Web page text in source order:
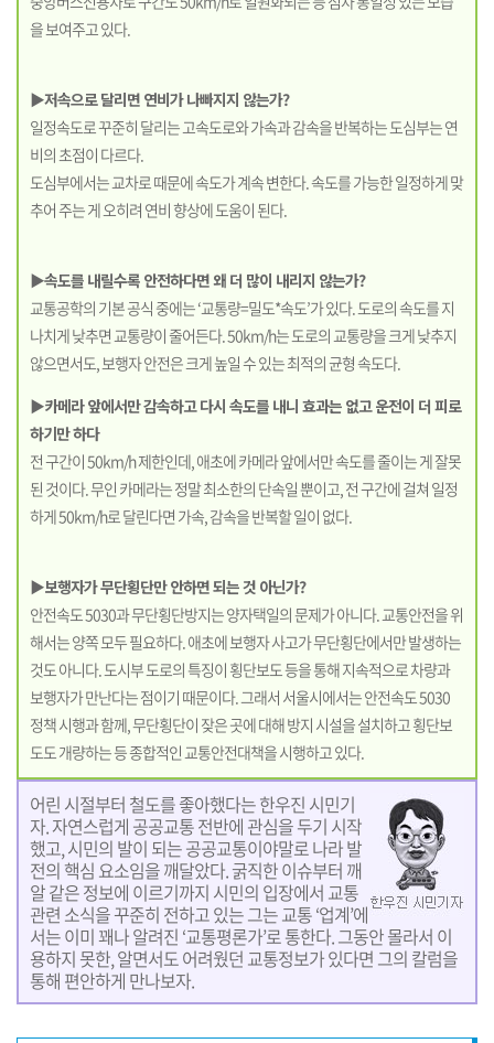
을 보여주고 있다.
▶저속으로 달리면 연비가 나빠지지 않는가?
일정속도로 꾸준히 달리는 고속도로와 가속과 감속을 반복하는 도심부는 연
비의 초점이 다르다.
도심부에서는 교차로 때문에 속도가 계속 변한다. 속도를 가능한 일정하게 맞
추어 주는 게 오히려 연비 향상에 도움이 된다.
▶속도를 내릴수록 안전하다면 왜 더 많이 내리지 않는가?
교통공학의 기본 공식 중에는 ‘교통량=밀도*속도’가 있다. 도로의 속도를 지
나치게 낮추면 교통량이 줄어든다. 50km/h는 도로의 교통량을 크게 낮추지
않으면서도, 보행자 안전은 크게 높일 수 있는 최적의 균형 속도다.
▶카메라 앞에서만 감속하고 다시 속도를 내니 효과는 없고 운전이 더 피로
하기만 하다
전 구간이 50km/h 제한인데, 애초에 카메라 앞에서만 속도를 줄이는 게 잘못
된 것이다. 무인 카메라는 정말 최소한의 단속일 뿐이고, 전 구간에 걸쳐 일정
하게 50km/h로 달린다면 가속, 감속을 반복할 일이 없다.
▶보행자가 무단횡단만 안하면 되는 것 아닌가?
안전속도 5030과 무단횡단방지는 양자택일의 문제가 아니다. 교통안전을 위
해서는 양쪽 모두 필요하다. 애초에 보행자 사고가 무단횡단에서만 발생하는
것도 아니다. 도시부 도로의 특징이 횡단보도 등을 통해 지속적으로 차량과
보행자가 만난다는 점이기 때문이다. 그래서 서울시에서는 안전속도 5030
정책 시행과 함께, 무단횡단이 잦은 곳에 대해 방지 시설을 설치하고 횡단보
도도 개량하는 등 종합적인 교통안전대책을 시행하고 있다.
어린 시절부터 철도를 좋아했다는 한우진 시민기
자. 자연스럽게 공공교통 전반에 관심을 두기 시작
했고, 시민의 발이 되는 공공교통이야말로 나라 발
전의 핵심 요소임을 깨달았다. 굵직한 이슈부터 깨
알 같은 정보에 이르기까지 시민의 입장에서 교통
관련 소식을 꾸준히 전하고 있는 그는 교통 ‘업계’에
서는 이미 꽤나 알려진 ‘교통평론가’로 통한다. 그동안 몰라서 이
용하지 못한, 알면서도 어려웠던 교통정보가 있다면 그의 칼럼을
통해 편안하게 만나보자.